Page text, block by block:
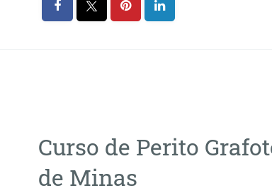
Curso de Perito
de Minas